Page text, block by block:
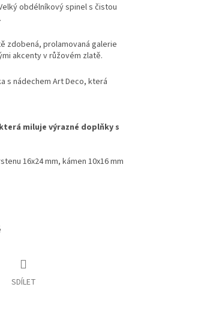
obdélníkový spinel s čistou
zdobená, prolamovaná galerie
akcenty v růžovém zlatě.
s nádechem Art Deco, která
miluje výrazné doplňky s
16x24 mm, kámen 10x16 mm
SDÍLET